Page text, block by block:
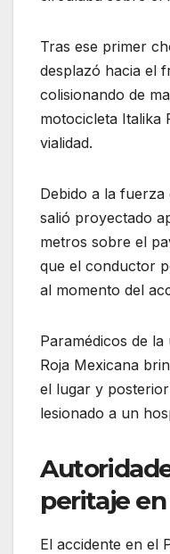
Tras ese primer
desplazó hacia el
colisionando de
motocicleta Italika
vialidad.
Debido a la
salió proyectado
metros sobre el
que el conductor
al momento del
Paramédicos de la
Roja Mexicana
el lugar y
lesionado a un
peritaje
El accidente en el